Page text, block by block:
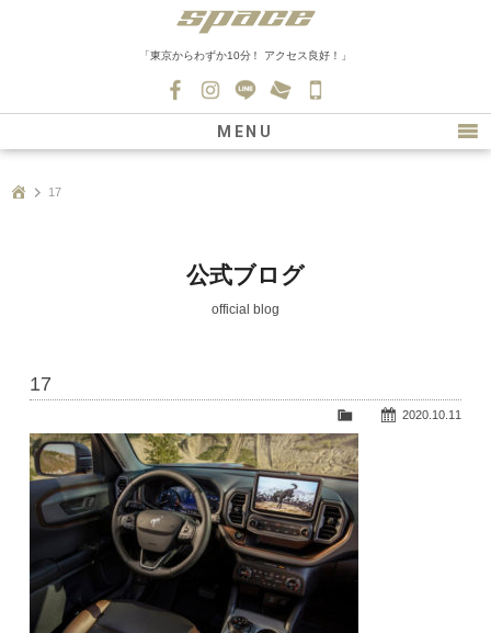
「東京からわずか10分！ アクセス良好！」
0139
MENU
新車情報
在庫車情報
会社紹介
スタッフ募集
17
公式ブログ
official blog
17
2020.10.11